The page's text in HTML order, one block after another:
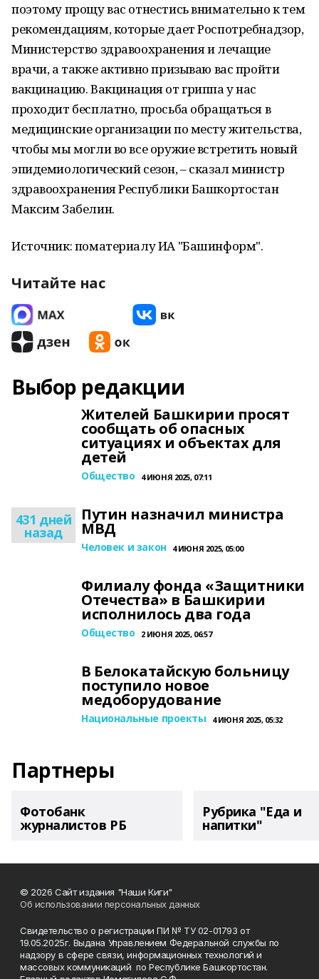
поэтому прощу вас отнестись внимательно к тем
рекомендациям, которые дает Роспотребнадзор,
Министерство здравоохранения и лечащие
врачи, а также активно призываю вас пройти
вакцинацию. Вакцинация от гриппа у нас
проходит бесплатно, просьба обращаться в
медицинские организации по месту жительства,
чтобы мы могли во все оружие встретить новый
эпидемиологический сезон, – сказал министр
здравоохранения Республики Башкортостан
Максим Забелин.
Источник: поматериалу ИА "Башинформ".
Читайте нас
Выбор редакции
Жителей Башкирии просят
сообщать об опасных
ситуациях и объектах для
детей
Общество 4 ИЮНЯ 2025, 07:11
431 дней
назад
Путин назначил министра
МВД
Человек и закон 4 ИЮНЯ 2025, 05:00
Филиалу фонда «Защитники
Отечества» в Башкирии
исполнилось два года
Общество 2 ИЮНЯ 2025, 06:57
В Белокатайскую больницу
поступило новое
медоборудование
Национальные проекты 4 ИЮНЯ 2025, 05:32
Партнеры
Фотобанк
журналистов РБ
Рубрика "Еда и
напитки"
© 2026 Сайт издания "Наши Киги"
Об использовании персональных данных
Свидетельство о регистрации ПИ № ТУ 02-01793 от
19.05.2025г. Выдана Управлением Федеральной службы по
надзору в сфере связи, информационных технологий и
массовых коммуникаций по Республике Башкортостан.